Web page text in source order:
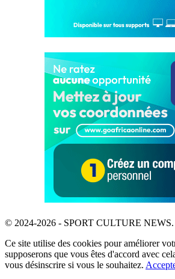
© 2024-2026 - SPORT CULTURE NEWS.
Ce site utilise des cookies pour améliorer
supposerons que vous êtes d'accord avec
vous désinscrire si vous le souhaitez.